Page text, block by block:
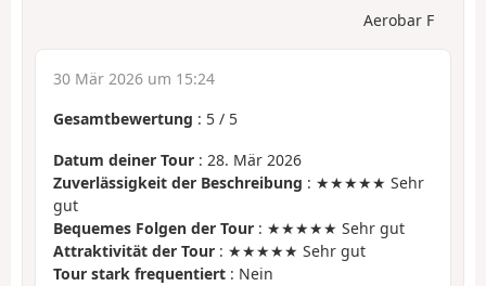
Aerobar F
30 Mär 2026 um 15:24
Gesamtbewertung : 5 / 5
Datum deiner Tour : 28. Mär 2026
Zuverlässigkeit der Beschreibung : ★★★★★ Sehr
gut
Bequemes Folgen der Tour : ★★★★★ Sehr gut
Attraktivität der Tour : ★★★★★ Sehr gut
Tour stark frequentiert : Nein